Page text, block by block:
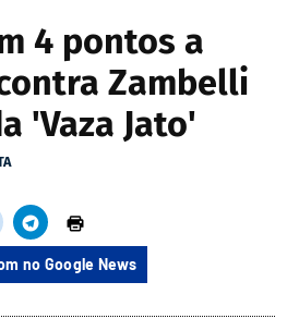
4 pontos a
Zambelli
'Vaza Jato'
no Google News